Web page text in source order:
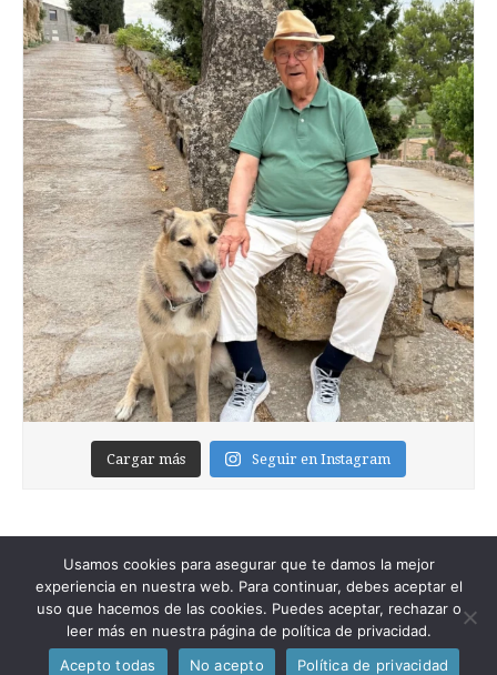
Cargar más Seguir en Instagram
Copyright © 2026 Foixblog
. All Rights Reserved.
The Magazine Premium Theme bybavotasan.com.
Usamos cookies para asegurar que te damos la mejor
experiencia en nuestra web. Para continuar, debes aceptar el
uso que hacemos de las cookies. Puedes aceptar, rechazar o
leer más en nuestra página de política de privacidad.
Acepto todas
No acepto Política de privacidad